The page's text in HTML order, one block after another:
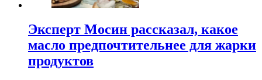
Эксперт Мосин рассказал, какое
масло предпочтительнее для жарки
продуктов